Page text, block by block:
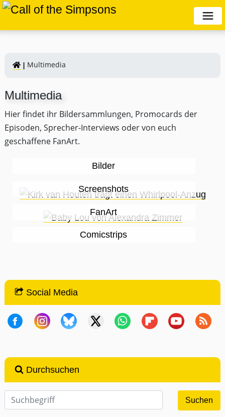
Multimedia
Multimedia
Hier findet ihr Bildersammlungen, Promocards der
Episoden, Sprecher-Interviews oder von euch
geschaffene FanArt.
Bilder
Screenshots
FanArt
Comicstrips
Social Media
Durchsuchen